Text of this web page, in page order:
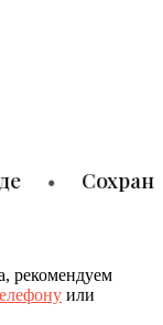
•
рекомендуем
или